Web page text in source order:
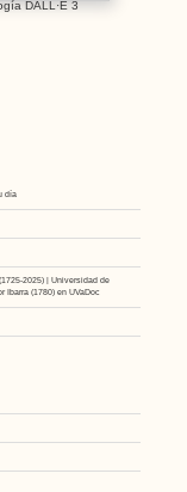
DALL·E 3
día
2025) | Universidad de
Ibarra (1780) en UVaDoc